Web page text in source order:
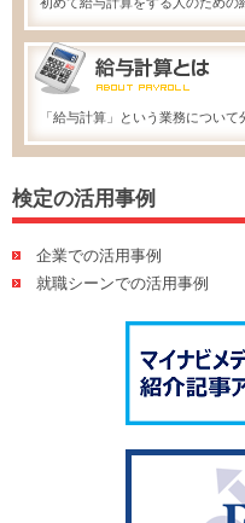
「給与計算」という業務につい
検定の活用事例
企業での活用事例
就職シーンでの活用事例